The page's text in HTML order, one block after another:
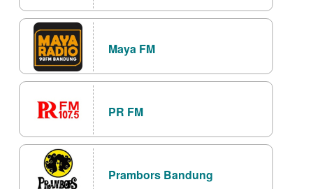
Maya FM
PR FM
Prambors Bandung